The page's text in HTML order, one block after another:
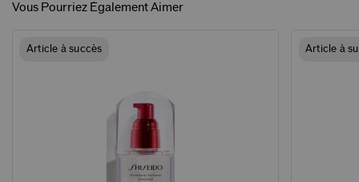
Vous Pourriez Également Aimer
Article à succès Article à